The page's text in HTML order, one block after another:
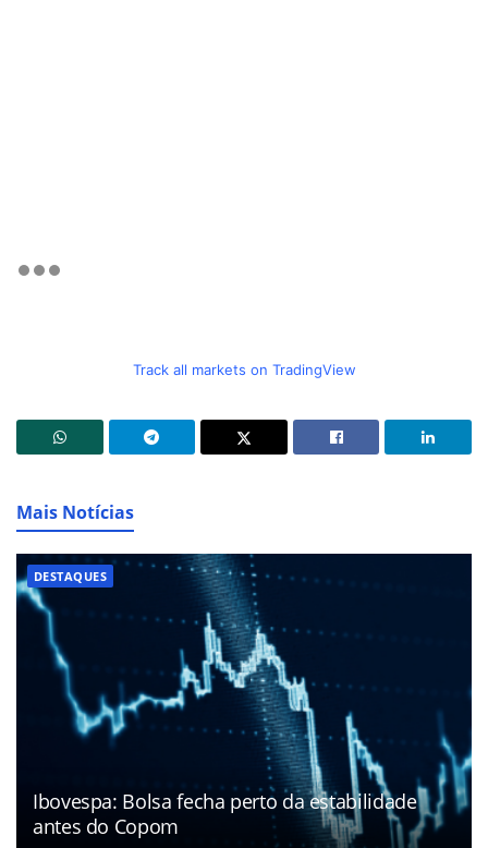
Track all markets on TradingView
Mais Notícias
DESTAQUES
Ibovespa: Bolsa fecha perto da estabilidade
antes do Copom